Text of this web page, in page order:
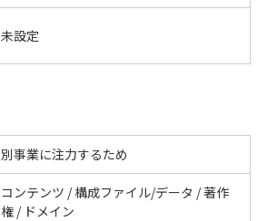
未設定
別事業に注力するため
コンテンツ / 構成ファイル/データ / 著作
権 / ドメイン